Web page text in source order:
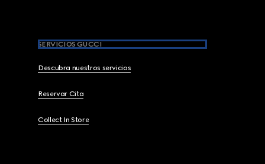
SERVICIOS GUCCI
Descubra nuestros servicios
Reservar Cita
Collect In Store